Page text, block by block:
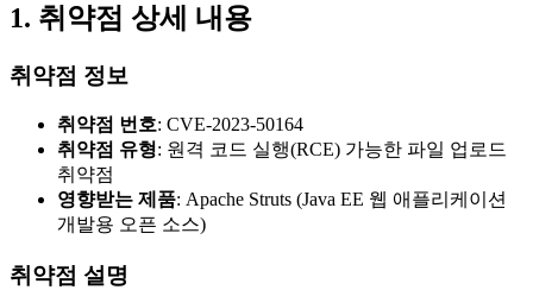
1. 취약점 상세 내용
취약점 정보
취약점 번호: CVE-2023-50164
취약점 유형: 원격 코드 실행(RCE) 가능한 파일 업로드
취약점
영향받는 제품: Apache Struts (Java EE 웹 애플리케이션
개발용 오픈 소스)
취약점 설명